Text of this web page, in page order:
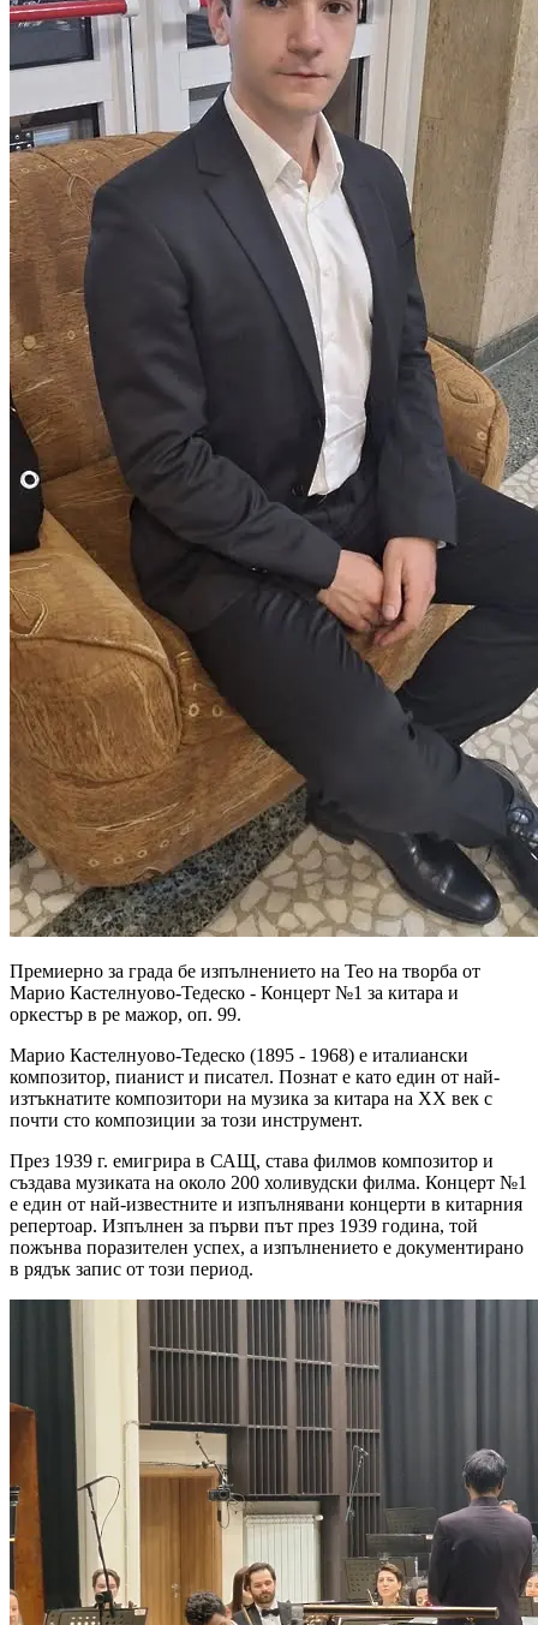
Премиерно за града бе изпълнението на Тео на творба от
Марио Кастелнуово-Тедеско - Концерт №1 за китара и
оркестър в ре мажор, оп. 99.
Марио Кастелнуово-Тедеско (1895 - 1968) е италиански
композитор, пианист и писател. Познат е като един от най-
изтъкнатите композитори на музика за китара на XX век с
почти сто композиции за този инструмент.
През 1939 г. емигрира в САЩ, става филмов композитор и
създава музиката на около 200 холивудски филма. Концерт №1
е един от най-известните и изпълнявани концерти в китарния
репертоар. Изпълнен за първи път през 1939 година, той
пожънва поразителен успех, а изпълнението е документирано
в рядък запис от този период.